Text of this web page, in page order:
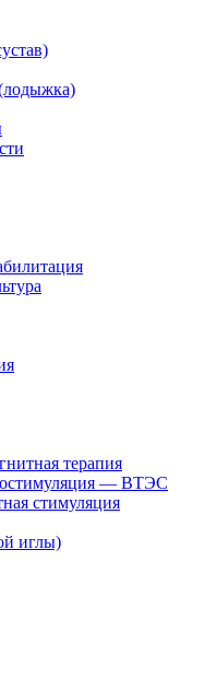
терапия
— ВТЭС
стимуляция
иглы)